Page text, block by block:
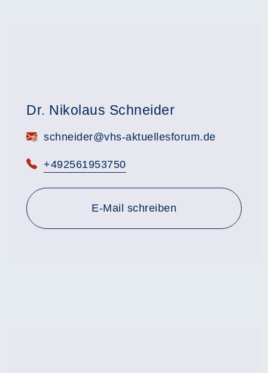
Dr. Nikolaus Schneider
E-Mail:schneider@vhs-aktuellesforum.de
Telefon:
+492561953750
E-Mail schreiben